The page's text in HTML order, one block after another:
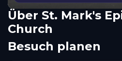
Über St. Mark's
Church
Besuch planen